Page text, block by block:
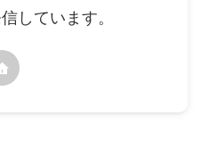
しています。